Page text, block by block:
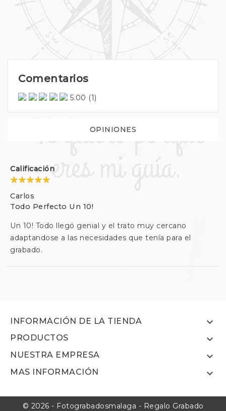
Comentarios
5.00 (1)
OPINIONES
Calificación
Carlos
Todo Perfecto Un 10!
Un 10! Todo llegó genial y el trato muy cercano
adaptandose a las necesidades que tenía para el
grabado.
INFORMACIÓN DE LA TIENDA 
PRODUCTOS 
NUESTRA EMPRESA 
MAS INFORMACIÓN 
© 2026 - Fotograbadosmalaga - Regalo Grabado